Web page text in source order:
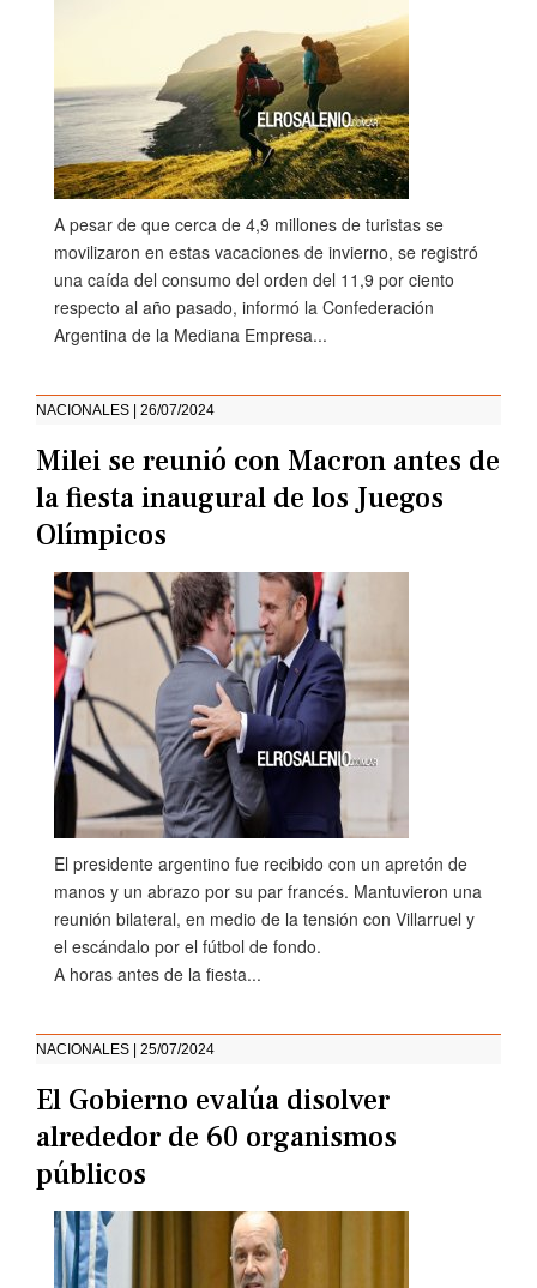
A pesar de que cerca de 4,9 millones de turistas se
movilizaron en estas vacaciones de invierno, se registró
una caída del consumo del orden del 11,9 por ciento
respecto al año pasado, informó la Confederación
Argentina de la Mediana Empresa...
NACIONALES | 26/07/2024
Milei se reunió con Macron antes de
la fiesta inaugural de los Juegos
Olímpicos
El presidente argentino fue recibido con un apretón de
manos y un abrazo por su par francés. Mantuvieron una
reunión bilateral, en medio de la tensión con Villarruel y
el escándalo por el fútbol de fondo.
A horas antes de la fiesta...
NACIONALES | 25/07/2024
El Gobierno evalúa disolver
alrededor de 60 organismos
públicos